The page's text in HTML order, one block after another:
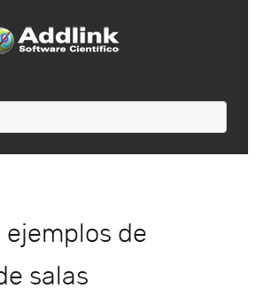
ejemplos de
salas